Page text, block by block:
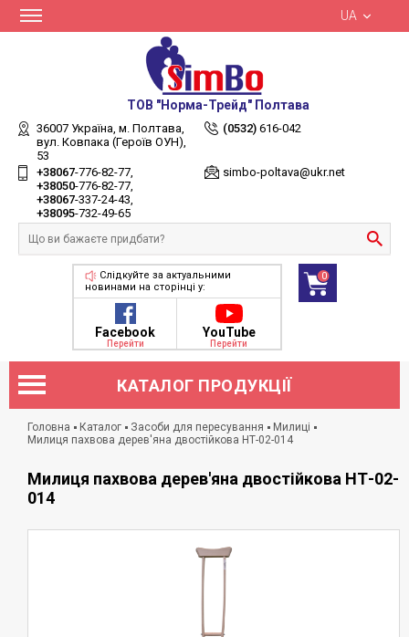
UA
ТОВ "Норма-Трейд" Полтава
36007 Україна, м. Полтава,
вул. Ковпака (Героїв ОУН),
53
(0532) 616-042
+38067-776-82-77
+38050-776-82-77
+38067-337-24-43
+38095-732-49-65
simbo-poltava@ukr.net
Слідкуйте за актуальними
новинами на сторінці у:
Facebook
Перейти
YouTube
Перейти
0
Головна Каталог Засоби для пересування
Милиці
Милиця пахвова дерев'яна двостійкова НТ-02-014
Милиця пахвова дерев'яна двостійкова НТ-02-
014
КАТАЛОГ ПРОДУКЦІЇ